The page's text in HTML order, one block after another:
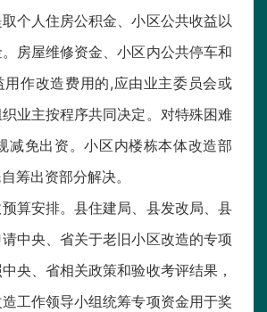
个人住房公积金、小区公共收益以
房屋维修资金、小区内公共停车和
用作改造费用的,应由业主委员会或
业主按程序共同决定。对特殊困难
减免出资。小区内楼栋本体改造部
筹出资部分解决。
预算安排。县住建局、县发改局、县
中央、省关于老旧小区改造的专项
央、省相关政策和验收考评结果，
工作领导小组统筹专项资金用于奖